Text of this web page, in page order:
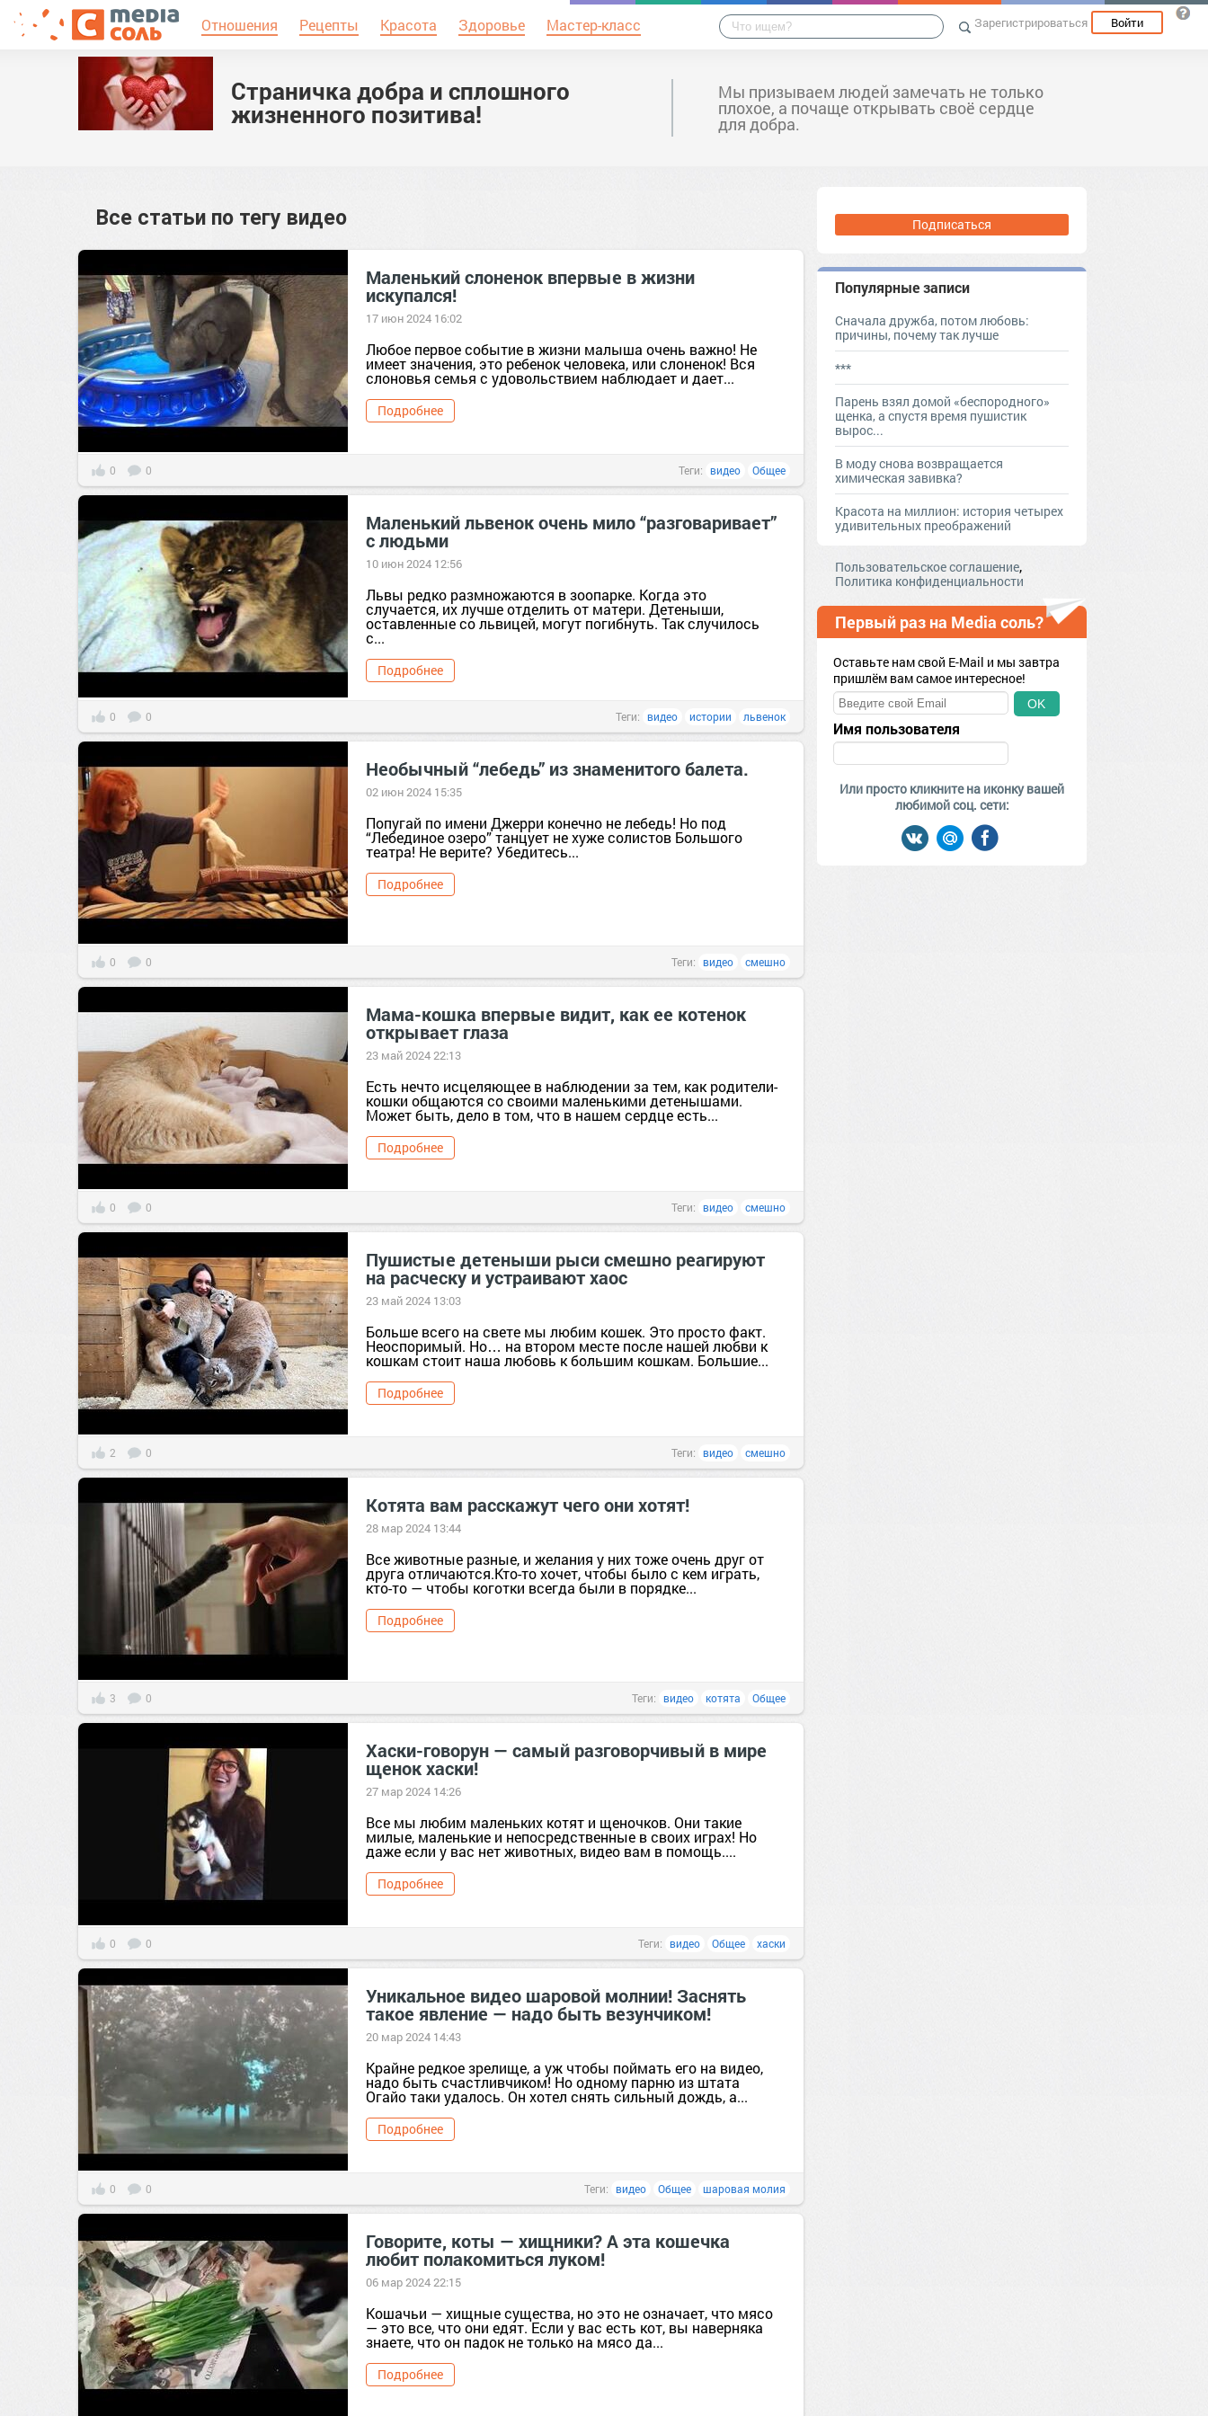
Отношения Рецепты Красота Здоровье Мастер-класс Зарегистрироваться Войти
Страничка добра и сплошного
жизненного позитива!
Мы призываем людей замечать не только
плохое, а почаще открывать своё сердце
для добра.
Все статьи по тегу видео
Маленький слоненок впервые в жизни
искупался!
17 июн 2024 16:02
Любое первое событие в жизни малыша очень важно! Не
имеет значения, это ребенок человека, или слоненок! Вся
слоновья семья с удовольствием наблюдает и дает...
Подробнее
0 0 Теги: видео Общее
Маленький львенок очень мило “разговаривает”
с людьми
10 июн 2024 12:56
Львы редко размножаются в зоопарке. Когда это
случается, их лучше отделить от матери. Детеныши,
оставленные со львицей, могут погибнуть. Так случилось
с...
Подробнее
0 0 Теги: видео истории львенок
Необычный “лебедь” из знаменитого балета.
02 июн 2024 15:35
Попугай по имени Джерри конечно не лебедь! Но под
“Лебединое озеро” танцует не хуже солистов Большого
театра! Не верите? Убедитесь...
Подробнее
0 0 Теги: видео смешно
Мама-кошка впервые видит, как ее котенок
открывает глаза
23 май 2024 22:13
Есть нечто исцеляющее в наблюдении за тем, как родители-
кошки общаются со своими маленькими детенышами.
Может быть, дело в том, что в нашем сердце есть...
Подробнее
0 0 Теги: видео смешно
Пушистые детеныши рыси смешно реагируют
на расческу и устраивают хаос
23 май 2024 13:03
Больше всего на свете мы любим кошек. Это просто факт.
Неоспоримый. Но… на втором месте после нашей любви к
кошкам стоит наша любовь к большим кошкам. Большие...
Подробнее
2 0 Теги: видео смешно
Котята вам расскажут чего они хотят!
28 мар 2024 13:44
Все животные разные, и желания у них тоже очень друг от
друга отличаются.Кто-то хочет, чтобы было с кем играть,
кто-то — чтобы коготки всегда были в порядке...
Подробнее
3 0 Теги: видео котята Общее
Хаски-говорун — самый разговорчивый в мире
щенок хаски!
27 мар 2024 14:26
Все мы любим маленьких котят и щеночков. Они такие
милые, маленькие и непосредственные в своих играх! Но
даже если у вас нет животных, видео вам в помощь....
Подробнее
0 0 Теги: видео Общее хаски
Уникальное видео шаровой молнии! Заснять
такое явление — надо быть везунчиком!
20 мар 2024 14:43
Крайне редкое зрелище, а уж чтобы поймать его на видео,
надо быть счастливчиком! Но одному парню из штата
Огайо таки удалось. Он хотел снять сильный дождь, а...
Подробнее
0 0 Теги: видео Общее шаровая молия
Говорите, коты — хищники? А эта кошечка
любит полакомиться луком!
06 мар 2024 22:15
Кошачьи — хищные существа, но это не означает, что мясо
— это все, что они едят. Если у вас есть кот, вы наверняка
знаете, что он падок не только на мясо да...
Подробнее
Подписаться
Популярные записи
Сначала дружба, потом любовь:
причины, почему так лучше
***
Парень взял домой «беспородного»
щенка, а спустя время пушистик
вырос...
В моду снова возвращается
химическая завивка?
Красота на миллион: история четырех
удивительных преображений
Пользовательское соглашение,
Политика конфиденциальности
Первый раз на Media соль?
Оставьте нам свой E-Mail и мы завтра
пришлём вам самое интересное!
OK
Имя пользователя
Или просто кликните на иконку вашей
любимой соц. сети: